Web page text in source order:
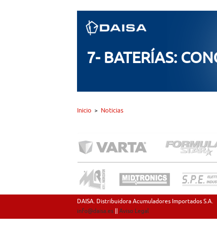
7- BATERÍAS:
Inicio > Noticias
DAISA. Distribuidora Acumuladores Importados S.A.
info@daisa.es|| Aviso Legal